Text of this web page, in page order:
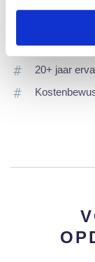
20+ jaar